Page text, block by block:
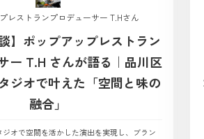
レストランプロデューサー T.Hさん
】ポップアップレストラン
ー T.H さんが語る｜品川区
ジオで叶えた「空間と味の
融合」
オで空間を活かした演出を実現し、ブラン